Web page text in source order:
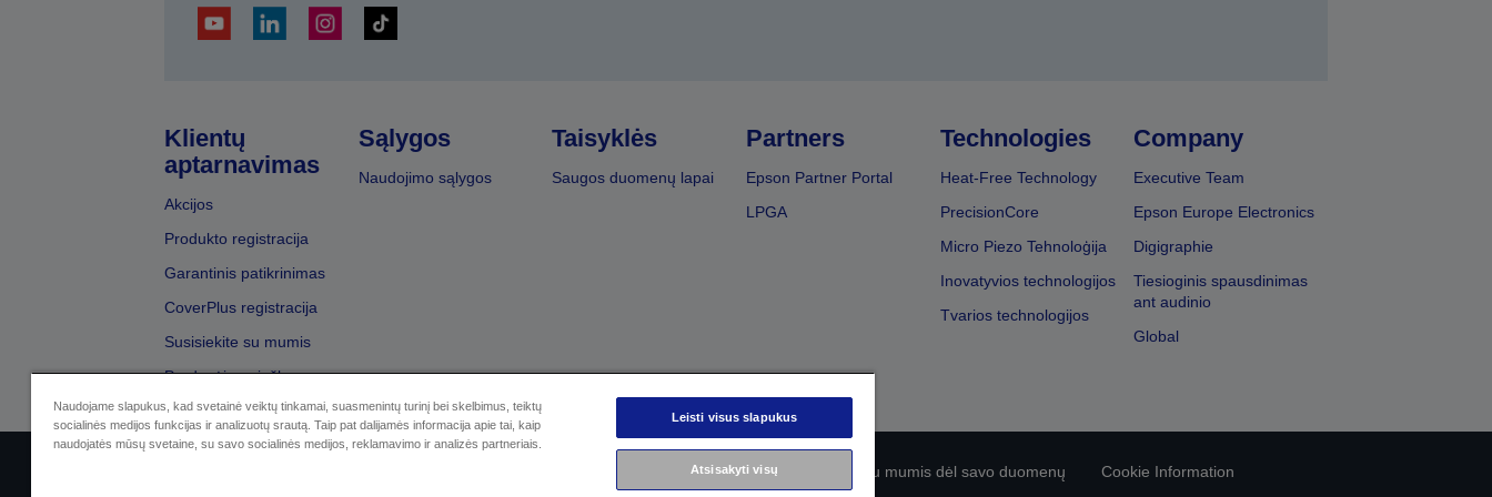
Klientų
aptarnavimas
Akcijos
Produkto registracija
Garantinis patikrinimas
CoverPlus registracija
Susisiekite su mumis
Pardavėjų paieška
Sąlygos
Naudojimo sąlygos
Taisyklės
Saugos duomenų lapai
Partners
Epson Partner Portal
LPGA
Technologies
Heat-Free Technology
PrecisionCore
Micro Piezo Tehnoloģija
Inovatyvios technologijos
Tvarios technologijos
Company
Executive Team
Epson Europe Electronics
Digigraphie
Tiesioginis spausdinimas
ant audinio
Global
EU Data Act Compliance Susisiekite su mumis dėl savo duomenų Cookie Information
Naudojame slapukus, kad svetainė veiktų tinkamai, suasmenintų turinį bei skelbimus, teiktų
socialinės medijos funkcijas ir analizuotų srautą. Taip pat dalijamės informacija apie tai, kaip
naudojatės mūsų svetaine, su savo socialinės medijos, reklamavimo ir analizės partneriais.
Leisti visus slapukus
Atsisakyti visų